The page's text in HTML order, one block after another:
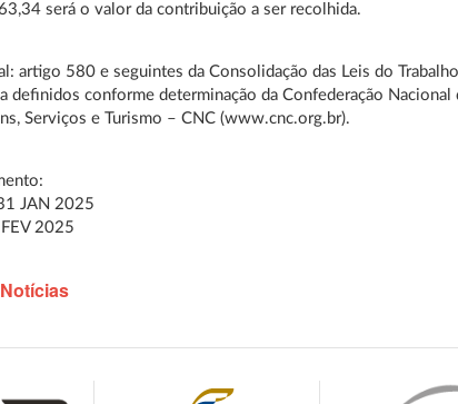
será o valor da contribuição a ser recolhida.
artigo 580 e seguintes da Consolidação das Leis do
definidos conforme determinação da Confederação Nacional
Serviços e Turismo – CNC (www.cnc.org.br).
JAN 2025
2025